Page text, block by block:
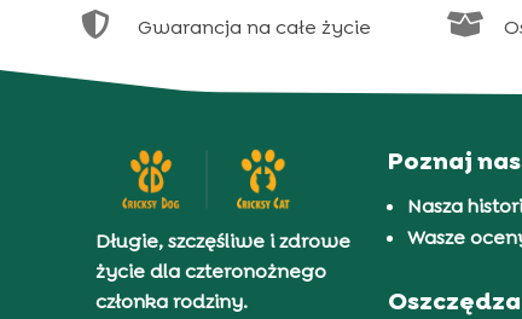
 Gwarancja na całe życie 
Długie, szczęśliwe i zdrowe
życie dla czteronożnego
członka rodziny.
Poznaj nas
Nasza
Wasze